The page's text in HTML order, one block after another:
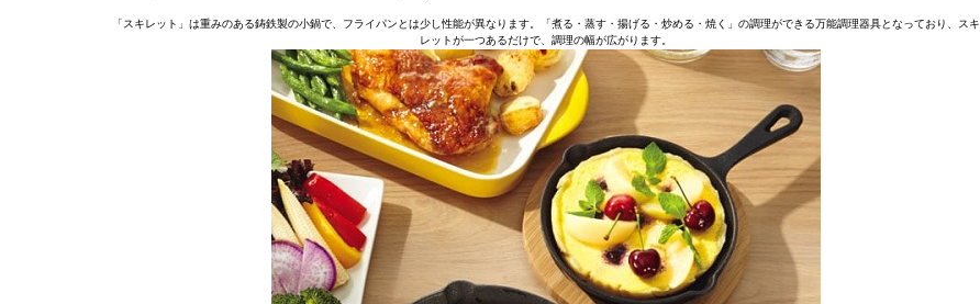
「スキレット」は重みのある鋳鉄製の小鍋で、フライパンとは少し性能が異なります。「煮る・蒸す・揚げる・炒める・焼く」の調理ができる万能調理器具となっており、スキ
レットが一つあるだけで、調理の幅が広がります。